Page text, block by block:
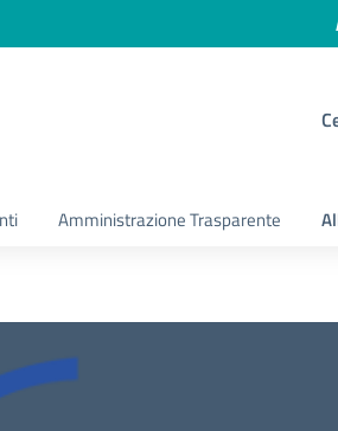
Amministrazione Trasparente